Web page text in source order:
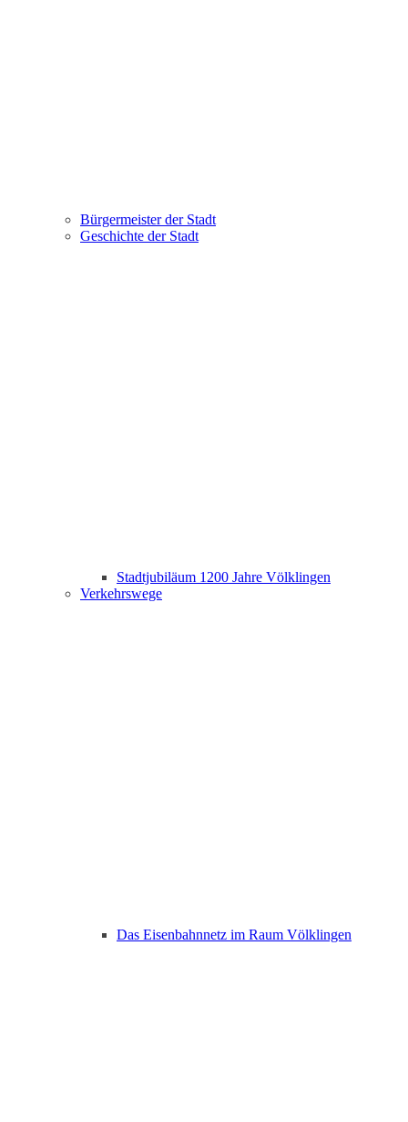
Bürgermeister der Stadt
Geschichte der Stadt
Stadtjubiläum 1200 Jahre Völklingen
Verkehrswege
Das Eisenbahnnetz im Raum Völklingen